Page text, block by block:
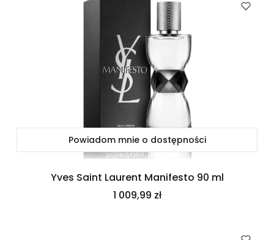
Powiadom mnie o dostępności
Yves Saint Laurent Manifesto 90 ml
Cena
1 009,99 zł